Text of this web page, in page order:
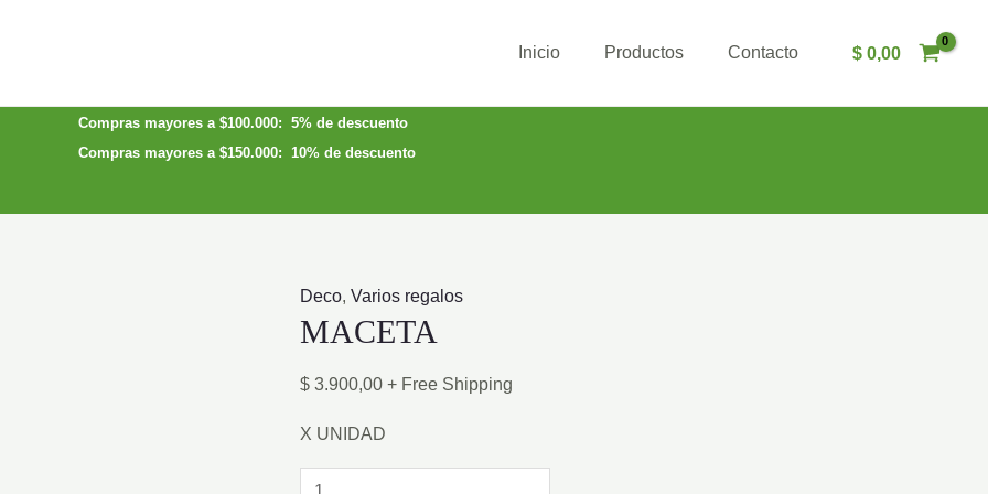
Inicio Productos Contacto $0,00
Compras mayores a $100.000: 5% de descuento
Compras mayores a $150.000: 10% de descuento
Deco, Varios regalos
MACETA
$ 3.900,00 + Free Shipping
X UNIDAD
MACETA